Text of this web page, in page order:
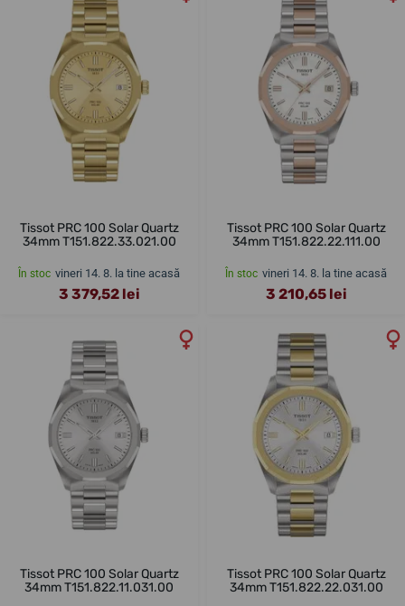
Tissot PRC 100 Solar Quartz
34mm T151.822.33.021.00
În stoc vineri 14. 8. la tine acasă
3 379,52 lei
Tissot PRC 100 Solar Quartz
34mm T151.822.22.111.00
În stoc vineri 14. 8. la tine acasă
3 210,65 lei
Tissot PRC 100 Solar Quartz
34mm T151.822.11.031.00
Tissot PRC 100 Solar Quartz
34mm T151.822.22.031.00